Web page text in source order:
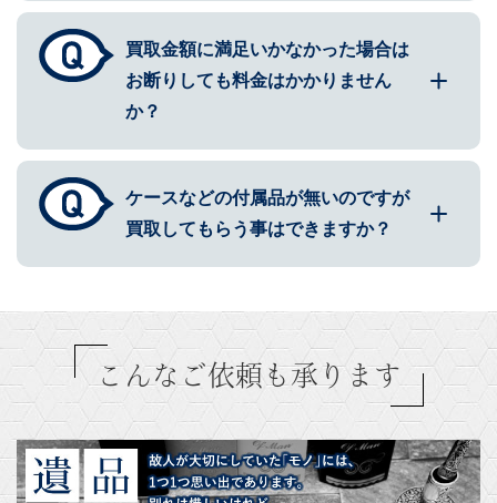
買取金額に満足いかなかった場合は
お断りしても料金はかかりません
か？
ケースなどの付属品が無いのですが
買取してもらう事はできますか？
こんなご依頼も承ります